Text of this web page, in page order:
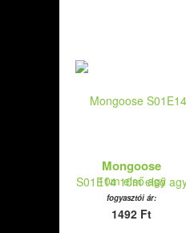
Mongoose
S01E14 10m első
fogyasztói ár:
1492 Ft